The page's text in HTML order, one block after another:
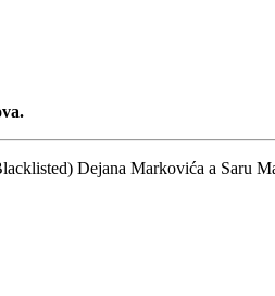
Dejana Markovića a Saru